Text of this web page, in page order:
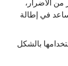
الأضرار،
في إطالة
بالشكل